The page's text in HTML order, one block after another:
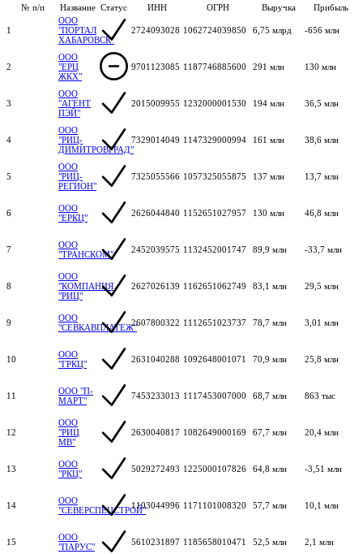
№ п/п Название Статус ИНН ОГРН Выручка Прибыль
1
ООО
"ПОРТАЛ
ХАБАРОВСК"
2724093028 1062724039850 6,75 млрд -656 млн
2
ООО
"ЕРЦ
ЖКХ"
9701123085 1187746885600 291 млн 130 млн
3
ООО
"АГЕНТ
ПЭЙ"
2015009955 1232000001530 194 млн 36,5 млн
4
ООО
"РИЦ-
ДИМИТРОВГРАД"
7329014049 1147329000994 161 млн 38,6 млн
5
ООО
"РИЦ-
РЕГИОН"
7325055566 1057325055875 137 млн 13,7 млн
6
ООО
"ЕРКЦ"
2626044840 1152651027957 130 млн 46,8 млн
7
ООО
"ТРАНСКОМ"
2452039575 1132452001747 89,9 млн -33,7 млн
8
ООО
"КОМПАНИЯ
"РИЦ"
2627026139 1162651062749 83,1 млн 29,5 млн
9
ООО
"СЕВКАВПЛАТЕЖ"2607800322 1112651023737 78,7 млн 3,01 млн
10
ООО
"ГРКЦ"
2631040288 1092648001071 70,9 млн 25,8 млн
11
ООО "П-
МАРТ"
7453233013 1117453007000 68,7 млн 863 тыс
12
ООО
"РИЦ
МВ"
2630040817 1082649000169 67,7 млн 20,4 млн
13
ООО
"РКЦ"
5029272493 1225000107826 64,8 млн -3,51 млн
14
ООО
"СЕВЕРСПЕЦСТРОЙ"1103044996 1171101008320 57,7 млн 10,1 млн
15
ООО
"ПАРУС"
5610231897 1185658010471 52,5 млн 2,1 млн